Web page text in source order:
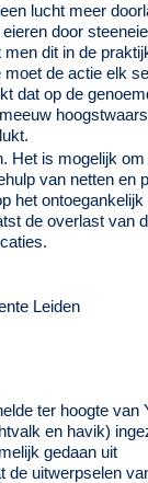
lucht meer
door
dit in de
de actie elk
dat op de
Het is mogelijk
van netten en
het
de overlast van
Leiden
ter hoogte van
en havik)
gedaan uit
de uitwerpselen